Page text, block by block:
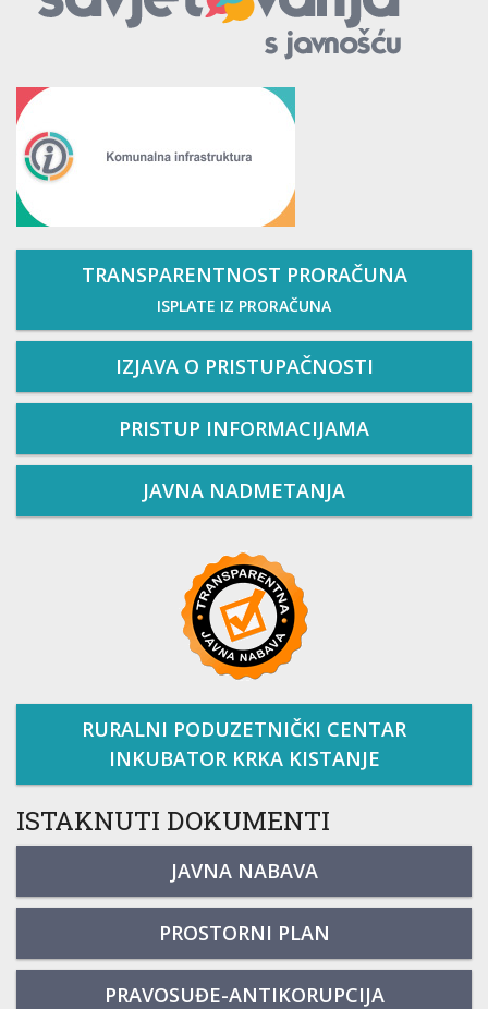
TRANSPARENTNOST PRORAČUNA
ISPLATE IZ PRORAČUNA
IZJAVA O PRISTUPAČNOSTI
PRISTUP INFORMACIJAMA
JAVNA NADMETANJA
RURALNI PODUZETNIČKI CENTAR
INKUBATOR KRKA KISTANJE
ISTAKNUTI DOKUMENTI
JAVNA NABAVA
PROSTORNI PLAN
PRAVOSUĐE-ANTIKORUPCIJA